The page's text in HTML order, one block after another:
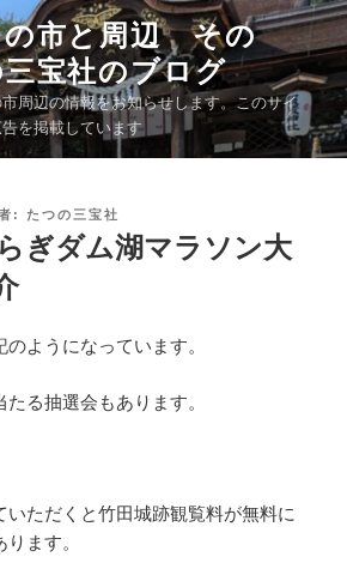
の市と周辺 その
宝社のブログ
周辺の情報をお知らせします。このサイ
を掲載しています
: たつの三宝社
ぎダム湖マラソン大
ようになっています。
る抽選会もあります。
いただくと竹田城跡観覧料が無料に
ます。